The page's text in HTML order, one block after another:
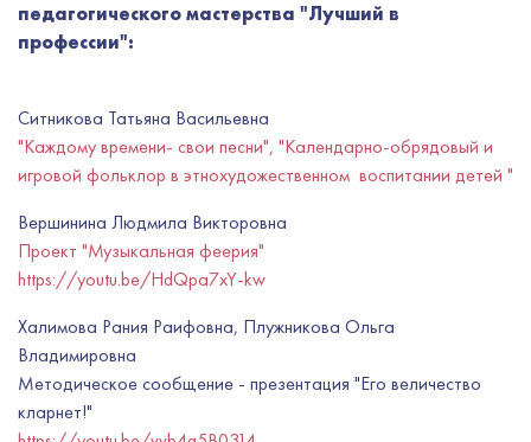
педагогического мастерства "Лучший в
профессии":
Ситникова Татьяна Васильевна
"Каждому времени- свои песни", "Календарно-обрядовый и
игровой фольклор в этнохудожественном воспитании детей "
Вершинина Людмила Викторовна
Проект "Музыкальная феерия"
https://youtu.be/HdQpa7xY-kw
Халимова Рания Раифовна, Плужникова Ольга
Владимировна
Методическое сообщение - презентация "Его величество
кларнет!"